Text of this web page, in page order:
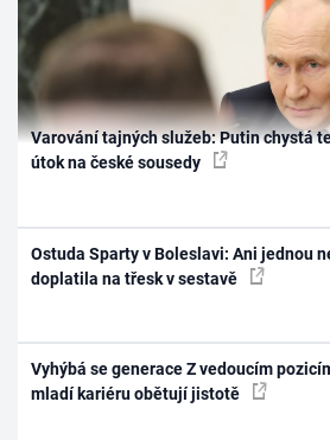
Varování tajných služeb: Putin chystá
útok na české sousedy
Ostuda Sparty v Boleslavi: Ani jednou
doplatila na třesk v sestavě
Vyhýbá se generace Z vedoucím
mladí kariéru obětují jistotě